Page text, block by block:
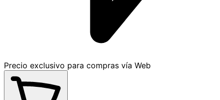
Precio exclusivo para compras vía Web